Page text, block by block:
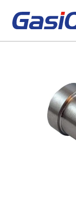
Hoppa till innehåll